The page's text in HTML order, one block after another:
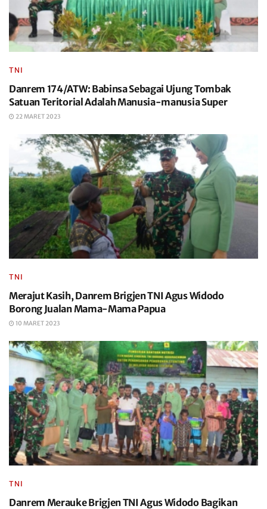
TNI
Danrem 174/ATW: Babinsa Sebagai Ujung Tombak
Satuan Teritorial Adalah Manusia-manusia Super
22 MARET 2023
TNI
Merajut Kasih, Danrem Brigjen TNI Agus Widodo
Borong Jualan Mama-Mama Papua
10 MARET 2023
TNI
Danrem Merauke Brigjen TNI Agus Widodo Bagikan